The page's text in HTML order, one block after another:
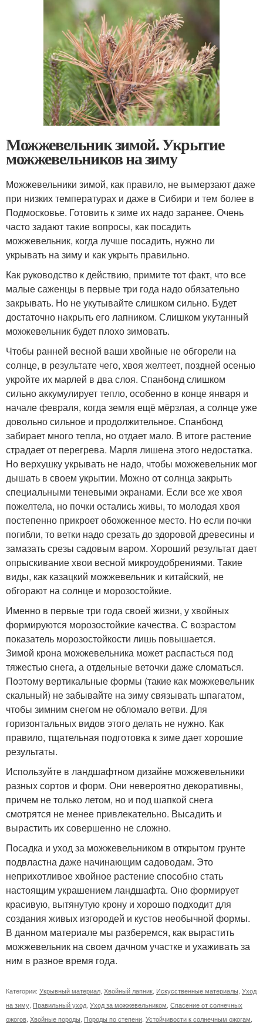
Можжевельник зимой. Укрытие
можжевельников на зиму
Можжевельники зимой, как правило, не вымерзают даже
при низких температурах и даже в Сибири и тем более в
Подмосковье. Готовить к зиме их надо заранее. Очень
часто задают такие вопросы, как посадить
можжевельник, когда лучше посадить, нужно ли
укрывать на зиму и как укрыть правильно.
Как руководство к действию, примите тот факт, что все
малые саженцы в первые три года надо обязательно
закрывать. Но не укутывайте слишком сильно. Будет
достаточно накрыть его лапником. Слишком укутанный
можжевельник будет плохо зимовать.
Чтобы ранней весной ваши хвойные не обгорели на
солнце, в результате чего, хвоя желтеет, поздней осенью
укройте их марлей в два слоя. Спанбонд слишком
сильно аккумулирует тепло, особенно в конце января и
начале февраля, когда земля ещё мёрзлая, а солнце уже
довольно сильное и продолжительное. Спанбонд
забирает много тепла, но отдает мало. В итоге растение
страдает от перегрева. Марля лишена этого недостатка.
Но верхушку укрывать не надо, чтобы можжевельник мог
дышать в своем укрытии. Можно от солнца закрыть
специальными теневыми экранами. Если все же хвоя
пожелтела, но почки остались живы, то молодая хвоя
постепенно прикроет обожженное место. Но если почки
погибли, то ветки надо срезать до здоровой древесины и
замазать срезы садовым варом. Хороший результат дает
опрыскивание хвои весной микроудобрениями. Такие
виды, как казацкий можжевельник и китайский, не
обгорают на солнце и морозостойкие.
Именно в первые три года своей жизни, у хвойных
формируются морозостойкие качества. С возрастом
показатель морозостойкости лишь повышается.
Зимой крона можжевельника может распасться под
тяжестью снега, а отдельные веточки даже сломаться.
Поэтому вертикальные формы (такие как можжевельник
скальный) не забывайте на зиму связывать шпагатом,
чтобы зимним снегом не обломало ветви. Для
горизонтальных видов этого делать не нужно. Как
правило, тщательная подготовка к зиме дает хорошие
результаты.
Используйте в ландшафтном дизайне можжевельники
разных сортов и форм. Они невероятно декоративны,
причем не только летом, но и под шапкой снега
смотрятся не менее привлекательно. Высадить и
вырастить их совершенно не сложно.
Посадка и уход за можжевельником в открытом грунте
подвластна даже начинающим садоводам. Это
неприхотливое хвойное растение способно стать
настоящим украшением ландшафта. Оно формирует
красивую, вытянутую крону и хорошо подходит для
создания живых изгородей и кустов необычной формы.
В данном материале мы разберемся, как вырастить
можжевельник на своем дачном участке и ухаживать за
ним в разное время года.
Категории: Укрывный материал Хвойный лапник Искусственные материалы Уход
на зиму Правильный уход Уход за можжевельником Спасение от солнечных
ожогов Хвойные породы Породы по степени Устойчивости к солнечным ожогам